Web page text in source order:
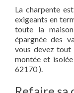
La charpente
exigeants en
toute la
épargnée des
vous devez tout
montée et
62170 ).